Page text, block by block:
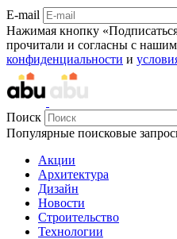
E-mail
Нажимая кнопку
прочитали и согласны с
конфиденциальности и
Поиск
Популярные поисковые
Акции
Архитектура
Дизайн
Новости
Строительство
Технологии